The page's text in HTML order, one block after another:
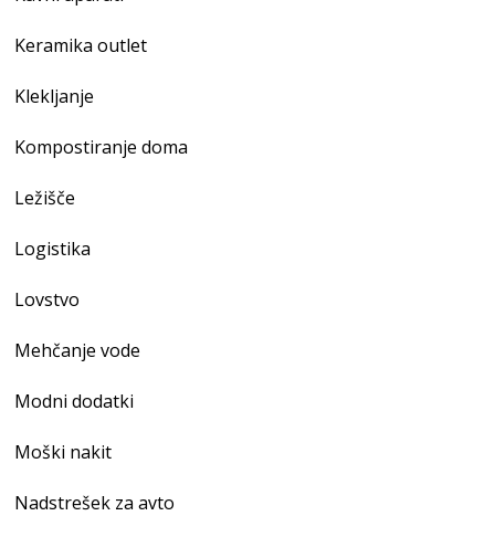
Keramika outlet
Klekljanje
Kompostiranje doma
Ležišče
Logistika
Lovstvo
Mehčanje vode
Modni dodatki
Moški nakit
Nadstrešek za avto